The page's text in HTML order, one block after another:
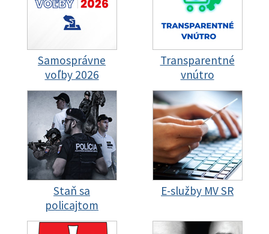
Samosprávne
voľby 2026
Transparentné
vnútro
Staň sa
policajtom
E-služby MV SR